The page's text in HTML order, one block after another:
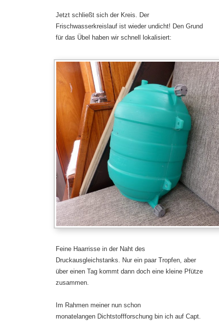
Jetzt schließt sich der Kreis. Der
Frischwasserkreislauf ist wieder undicht! Den Grund
für das Übel haben wir schnell lokalisiert:
Feine Haarrisse in der Naht des
Druckausgleichstanks. Nur ein paar Tropfen, aber
über einen Tag kommt dann doch eine kleine Pfütze
zusammen.
Im Rahmen meiner nun schon
monatelangen Dichtstoffforschung bin ich auf Capt.